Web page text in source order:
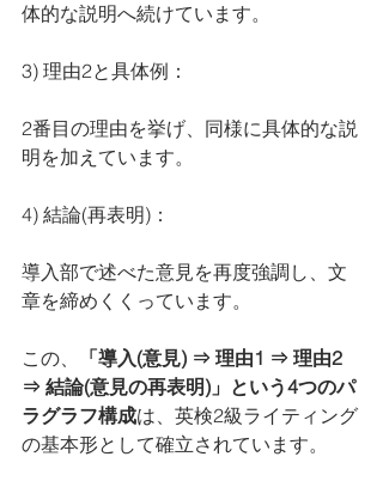
体的な説明へ続けています。
3) 理由2と具体例：
2番目の理由を挙げ、同様に具体的な説
明を加えています。
4) 結論(再表明)：
導入部で述べた意見を再度強調し、文
章を締めくくっています。
この、
「導入(意見) ⇒ 理由1 ⇒ 理由2
⇒ 結論(意見の再表明)」という4つのパ
ラグラフ構成は、英検2級ライティング
の基本形として確立されています。